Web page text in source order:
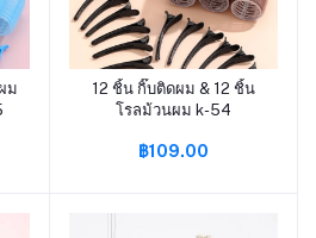
ม
หยิบใส่ตะกร้า
12 ชิ้น กิ๊บติดผม & 12 ชิ้น
โรลม้วนผม k-54
฿109.00